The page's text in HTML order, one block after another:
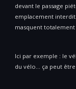
devant le passage
emplacement
masquent totalement
Ici par exemple : le
du vélo… ça peut